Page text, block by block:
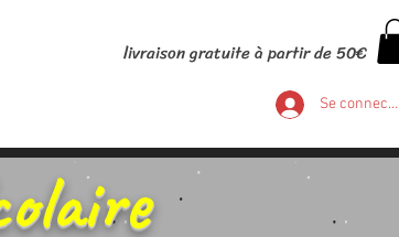
livraison gratuite à partir de 50€
Se connecter